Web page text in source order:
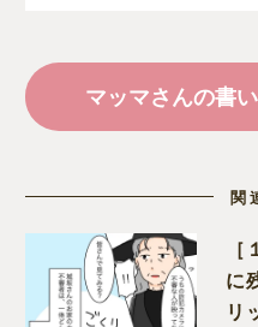
マッマさんの書
関
に
リ